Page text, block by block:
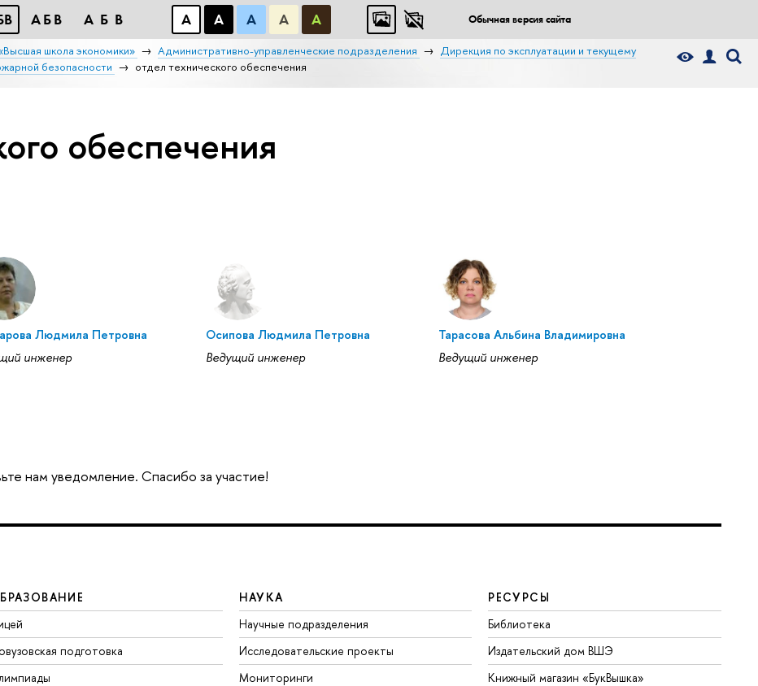
АБB АБB А А А А А Обычная версия сайта
школа экономики» Административно-управленческие подразделения
Дирекция по эксплуатации и текущему
безопасности отдел технического обеспечения
обеспечения
Людмила Петровна
инженер
Осипова Людмила Петровна
Ведущий инженер
Тарасова Альбина Владимировна
Ведущий инженер
нам уведомление. Спасибо за участие!
подготовка
НАУКА
Научные подразделения
Исследовательские проекты
Мониторинги
РЕСУРСЫ
Библиотека
Издательский дом ВШЭ
Книжный магазин «БукВышка»